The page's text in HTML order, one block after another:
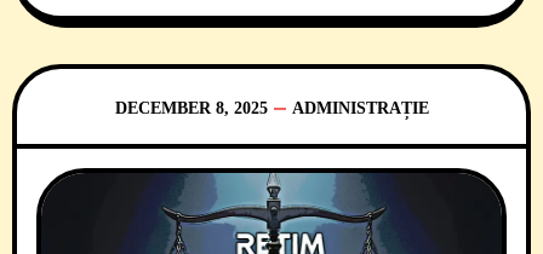
până la stația de sortare. Și una care a fost
gândită ca
DECEMBER 8, 2025 ADMINISTRAȚIE